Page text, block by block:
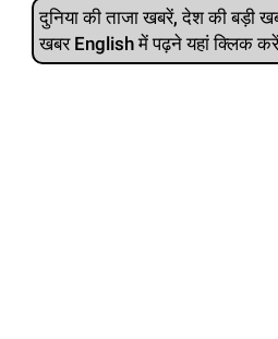
दुनिया की ताजा खबरें, देश की बड़ी
खबर English में पढ़ने यहां क्लिक